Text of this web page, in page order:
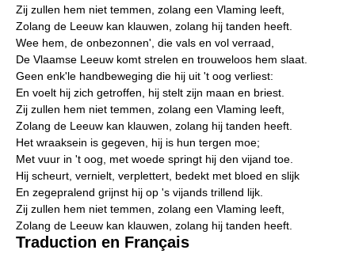
Zij zullen hem niet temmen, zolang een Vlaming leeft,
Zolang de Leeuw kan klauwen, zolang hij tanden heeft.
Wee hem, de onbezonnen', die vals en vol verraad,
De Vlaamse Leeuw komt strelen en trouweloos hem slaat.
Geen enk'le handbeweging die hij uit 't oog verliest:
En voelt hij zich getroffen, hij stelt zijn maan en briest.
Zij zullen hem niet temmen, zolang een Vlaming leeft,
Zolang de Leeuw kan klauwen, zolang hij tanden heeft.
Het wraaksein is gegeven, hij is hun tergen moe;
Met vuur in 't oog, met woede springt hij den vijand toe.
Hij scheurt, vernielt, verplettert, bedekt met bloed en slijk
En zegepralend grijnst hij op 's vijands trillend lijk.
Zij zullen hem niet temmen, zolang een Vlaming leeft,
Zolang de Leeuw kan klauwen, zolang hij tanden heeft.
Traduction en Français